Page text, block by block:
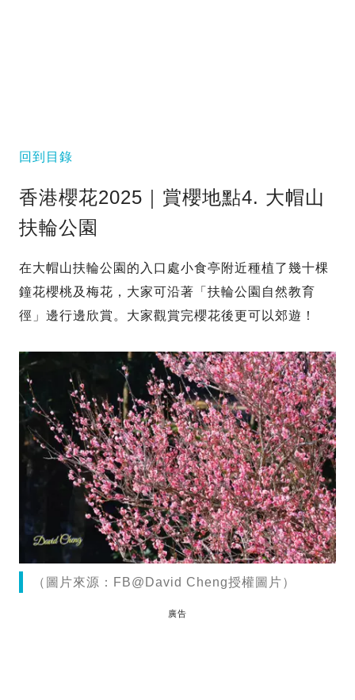
回到目錄
香港櫻花2025｜賞櫻地點4. 大帽山
扶輪公園
在大帽山扶輪公園的入口處小食亭附近種植了幾十棵
鐘花櫻桃及梅花，大家可沿著「扶輪公園自然教育
徑」邊行邊欣賞。大家觀賞完櫻花後更可以郊遊！
（圖片來源：FB@David Cheng授權圖片）
廣告